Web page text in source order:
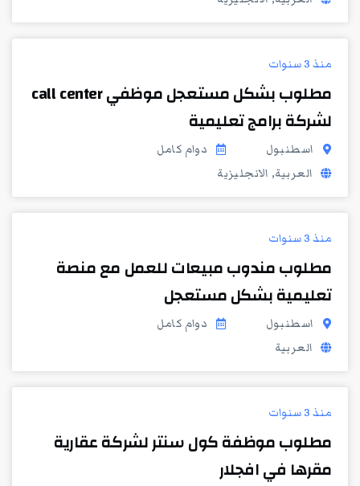
منذ 3 سنوات
مطلوب بشكل مستعجل موظفي call center
لشركة برامج تعليمية
اسطنبول
دوام كامل
العربية, الانجليزية
منذ 3 سنوات
مطلوب مندوب مبيعات للعمل مع منصة
تعليمية بشكل مستعجل
اسطنبول
دوام كامل
العربية
منذ 3 سنوات
مطلوب موظفة كول سنتر لشركة عقارية
مقرها في افجلار